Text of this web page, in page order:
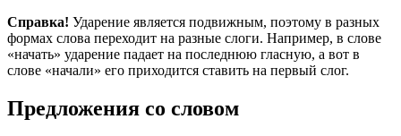
Справка! Ударение является подвижным, поэтому в разных
формах слова переходит на разные слоги. Например, в слове
«начать» ударение падает на последнюю гласную, а вот в
слове «начали» его приходится ставить на первый слог.
Предложения со словом